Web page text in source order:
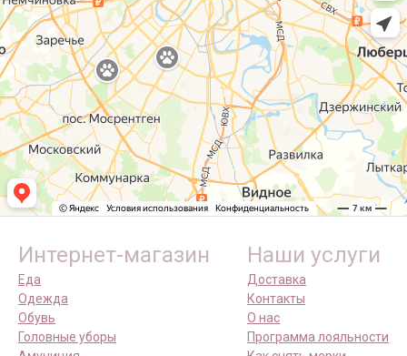
Интернет-магазин
Еда
Одежда
Обувь
Головные уборы
Наши услуги
Доставка
Контакты
О нас
Программа лояльности